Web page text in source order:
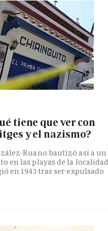
tiene que ver con
y el nazismo?
Ruano bautizó así a un
en las playas de la
en 1943 tras ser expulsado